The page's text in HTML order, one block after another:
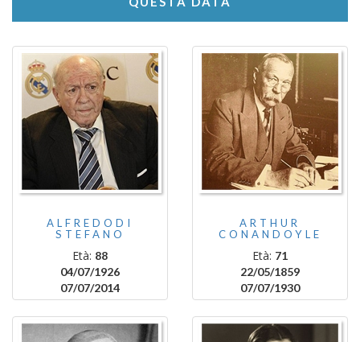
ALFREDODI
STEFANO
Età: 88
04/07/1926
07/07/2014
ARTHUR
CONANDOYLE
Età: 71
22/05/1859
07/07/1930